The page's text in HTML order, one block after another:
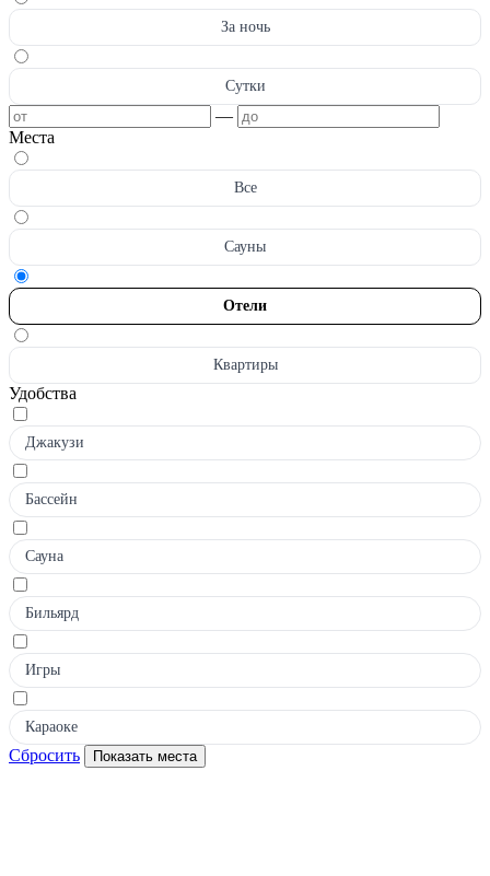
За ночь
Сутки
—
Места
Все
Сауны
Отели
Квартиры
Удобства
Джакузи
Бассейн
Сауна
Бильярд
Игры
Караоке
Сбросить Показать места